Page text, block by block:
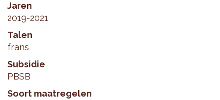
Jaren
2019-2021
Talen
frans
Subsidie
PBSB
Soort maatregelen